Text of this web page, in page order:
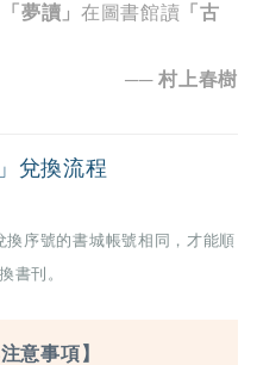
「夢讀」 在圖書館讀 「古
── 村上春樹
兌換流程
序號的書城帳號相同，才能順
書刊。
意事項】